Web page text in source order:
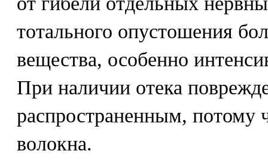
тотального опустошения
вещества, особенно
При наличии отека
распространенным, потому
волокна.